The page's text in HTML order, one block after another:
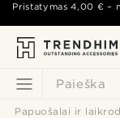
Paieška
Pristatymas4,00 € –
Papuošalai ir